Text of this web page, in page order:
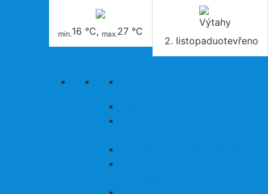
2. listopaduotevřeno
min.16 °C, max.27 °C